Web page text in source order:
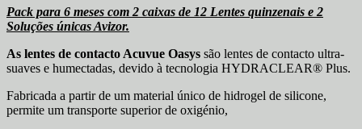
Pack para 6 meses com 2 caixas de 12 Lentes quinzenais e 2
Soluções únicas Avizor.
As lentes de contacto Acuvue Oasys são lentes de contacto ultra-
suaves e humectadas, devido à tecnologia HYDRACLEAR® Plus.
Fabricada a partir de um material único de hidrogel de silicone,
permite um transporte superior de oxigénio,